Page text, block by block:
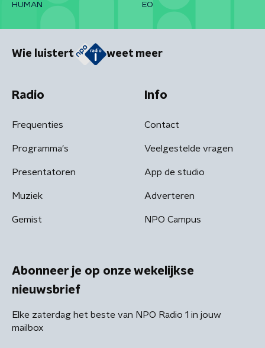
HUMAN
EO
Wie luistert weet meer
Radio
Frequenties
Programma's
Presentatoren
Muziek
Gemist
Info
Contact
Veelgestelde vragen
App de studio
Adverteren
NPO Campus
Abonneer je op onze wekelijkse
nieuwsbrief
Elke zaterdag het beste van NPO Radio 1 in jouw
mailbox